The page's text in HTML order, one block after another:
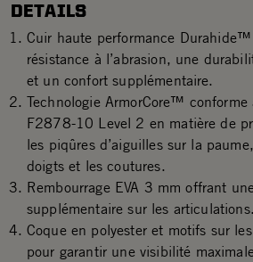
DETAILS
Cuir haute performance
résistance à l’abrasion, une
et un confort supplémentaire.
Technologie ArmorCore™ conforme
F2878-10 Level 2 en matière de
les piqûres d’aiguilles sur la
doigts et les coutures.
Rembourrage EVA 3 mm offrant
supplémentaire sur les articulations.
Coque en polyester et motifs sur
pour garantir une visibilité